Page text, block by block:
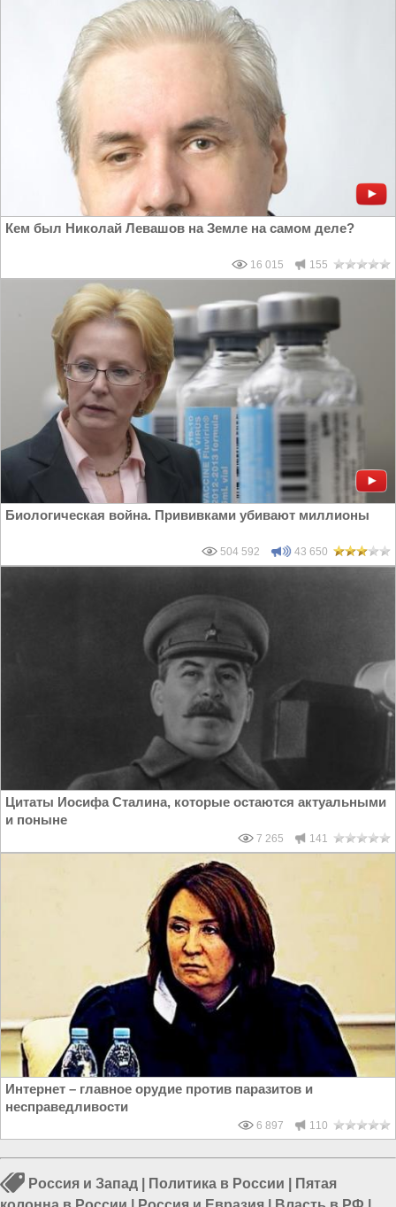
Кем был Николай Левашов на Земле на самом деле?
16 015 155
Биологическая война. Прививками убивают миллионы
504 592 43 650
Цитаты Иосифа Сталина, которые остаются актуальными
и поныне
7 265 141
Интернет – главное орудие против паразитов и
несправедливости
6 897 110
Россия и Запад Политика в России
Пятая